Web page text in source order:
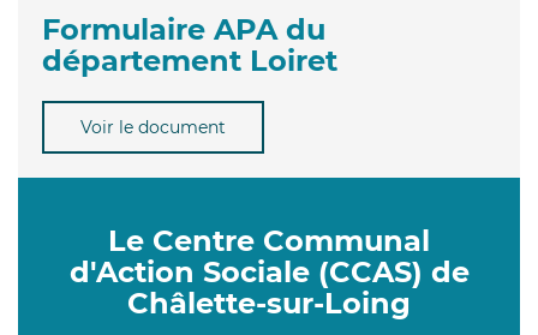
Formulaire APA du
département Loiret
Voir le document
Le Centre Communal
d'Action Sociale (CCAS) de
Châlette-sur-Loing